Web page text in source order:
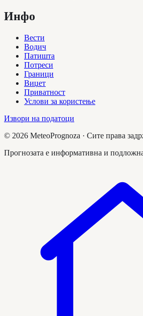
Инфо
Вести
Водич
Патишта
Потреси
Граници
Виџет
Приватност
Услови за користење
Извори на податоци
© 2026 MeteoPrognoza · Сите права
Прогнозата е информативна и